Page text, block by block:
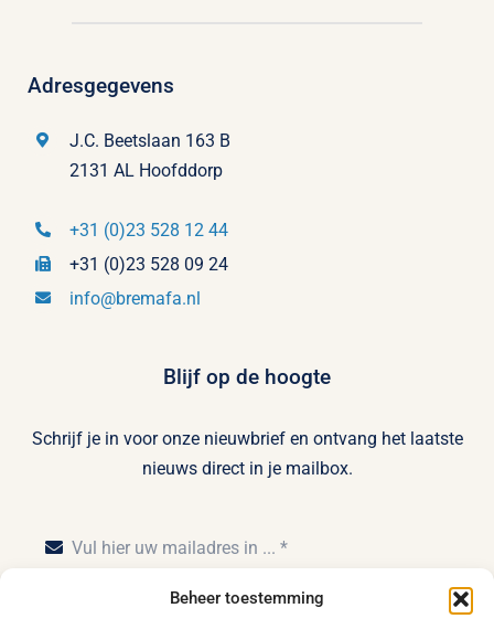
Beheer toestemming
Adresgegevens
J.C. Beetslaan 163 B
2131 AL Hoofddorp
+31 (0)23 528 12 44
+31 (0)23 528 09 24
info@bremafa.nl
Blijf op de hoogte
Schrijf je in voor onze nieuwbrief en ontvang het laatste
nieuws direct in je mailbox.